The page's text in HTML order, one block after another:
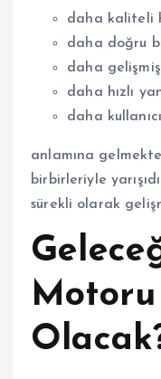
daha kaliteli
daha doğru
daha
daha hızlı
daha
anlamına
birbirleriyle
sürekli olarak
Motoru